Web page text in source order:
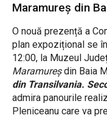
Maramureș din
O nouă prezență a
plan expozițional se
12:00, la Muzeul
Maramureșdin Baia
din Transilvania.
admira panourile
Pleniceanu care va